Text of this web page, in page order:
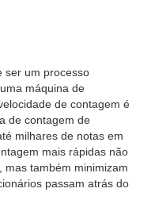
ser um processo
máquina de
de contagem é
de contagem de
milhares de notas em
mais rápidas não
mas também minimizam
passam atrás do